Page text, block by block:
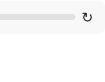
↻